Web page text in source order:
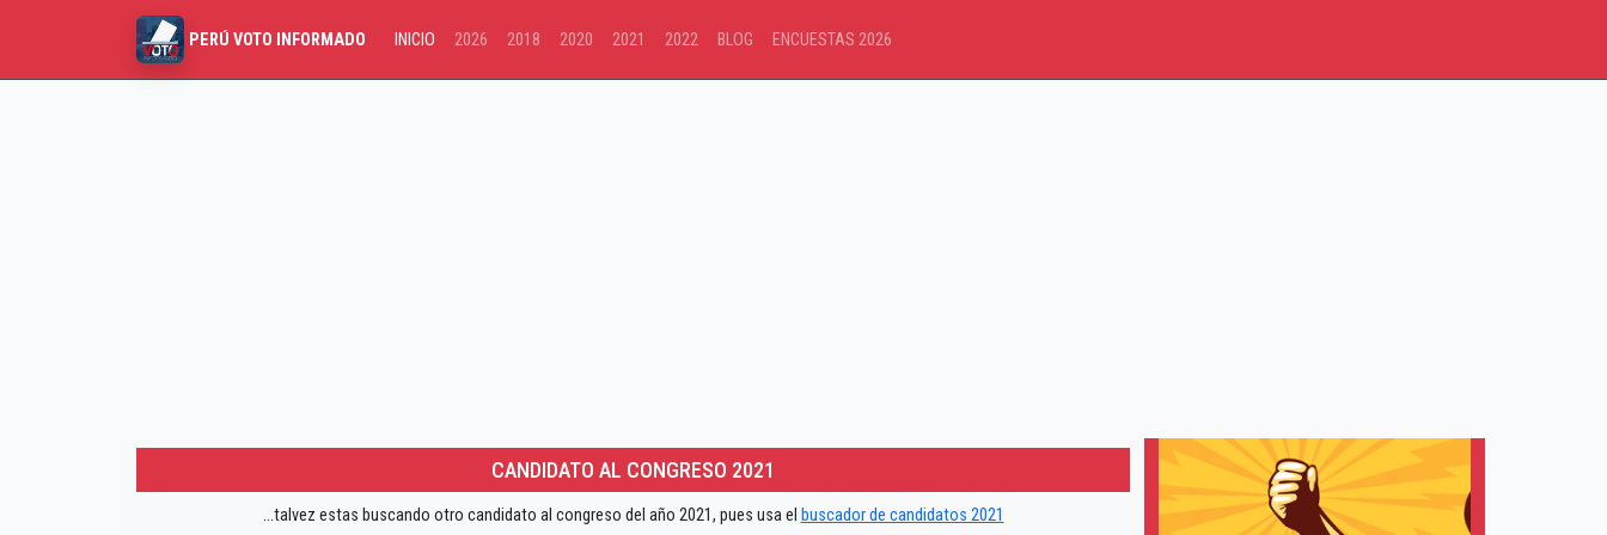
PERÚ VOTO INFORMADO INICIO 2026 2018 2020 2021 2022 BLOG ENCUESTAS 2026
CANDIDATO AL CONGRESO 2021
...talvez estas buscando otro candidato al congreso del año 2021, pues usa el buscador de candidatos 2021